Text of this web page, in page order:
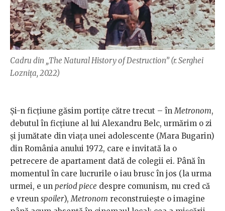
Cadru din „The Natural History of Destruction” (r. Serghei
Loznița, 2022)
Și-n ficțiune găsim portițe către trecut – înMetronom,
debutul în ficțiune al lui Alexandru Belc, urmărim o zi
și jumătate din viața unei adolescente (Mara Bugarin)
din România anului 1972, care e invitată la o
petrecere de apartament dată de colegii ei. Până în
momentul în care lucrurile o iau brusc în jos (la urma
urmei, e un period piece despre comunism, nu cred că
e vreun spoiler),Metronom reconstruiește o imagine